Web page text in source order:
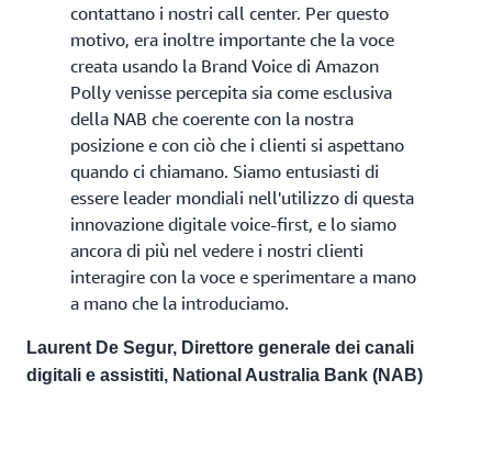
contattano i nostri call center. Per questo
motivo, era inoltre importante che la voce
creata usando la Brand Voice di Amazon
Polly venisse percepita sia come esclusiva
della NAB che coerente con la nostra
posizione e con ciò che i clienti si aspettano
quando ci chiamano. Siamo entusiasti di
essere leader mondiali nell'utilizzo di questa
innovazione digitale voice-first, e lo siamo
ancora di più nel vedere i nostri clienti
interagire con la voce e sperimentare a mano
a mano che la introduciamo.
Laurent De Segur, Direttore generale dei canali
digitali e assistiti, National Australia Bank (NAB)